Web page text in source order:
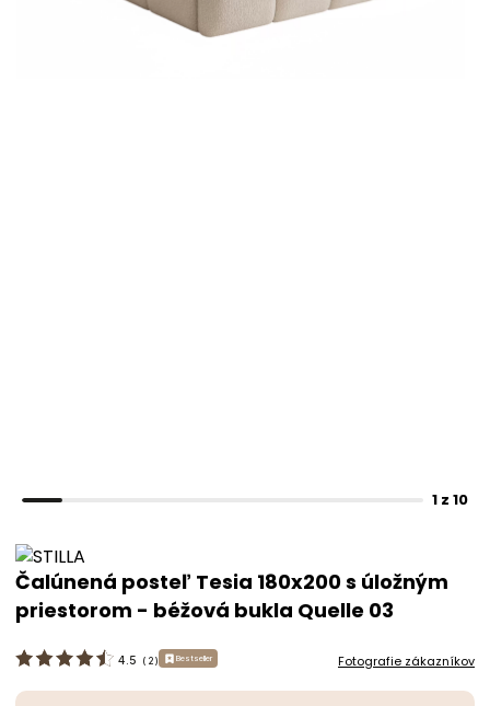
1 z 10
Čalúnená posteľ Tesia 180x200 s úložným
priestorom - béžová bukla Quelle 03
4.5 ( 2 ) Bestseller Fotografie zákazníkov